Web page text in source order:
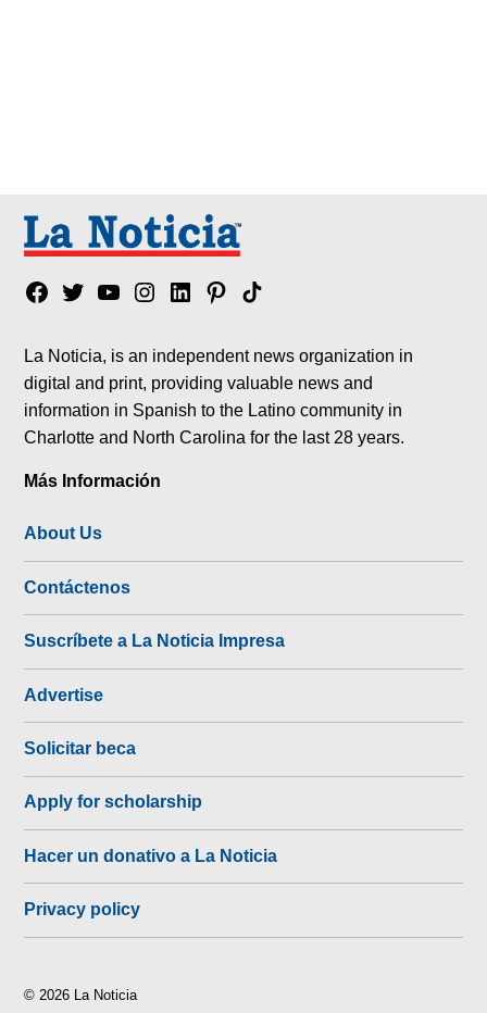
Facebook
TwitterYouTubeInstagram
LinkedinPinterest
Tik
La Noticia, is an independent news organization in
digital and print, providing valuable news and
information in Spanish to the Latino community in
Charlotte and North Carolina for the last 28 years.
Más Información
About Us
Contáctenos
Suscríbete a La Noticia Impresa
Advertise
Solicitar beca
Apply for scholarship
Hacer un donativo a La Noticia
Privacy policy
© 2026 La Noticia